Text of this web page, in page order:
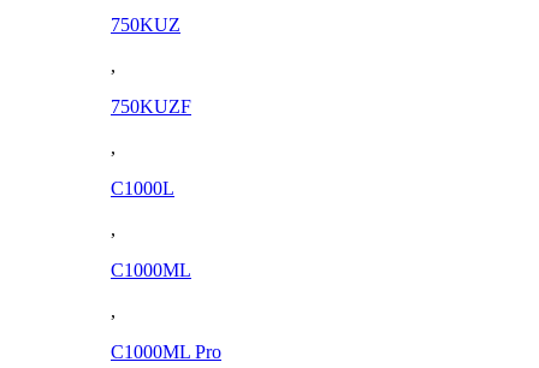
750KUZ
,
750KUZF
,
C1000L
,
C1000ML
,
C1000ML Pro